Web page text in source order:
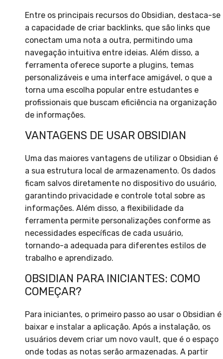
Entre os principais recursos do Obsidian, destaca-se
a capacidade de criar backlinks, que são links que
conectam uma nota a outra, permitindo uma
navegação intuitiva entre ideias. Além disso, a
ferramenta oferece suporte a plugins, temas
personalizáveis e uma interface amigável, o que a
torna uma escolha popular entre estudantes e
profissionais que buscam eficiência na organização
de informações.
VANTAGENS DE USAR OBSIDIAN
Uma das maiores vantagens de utilizar o Obsidian é
a sua estrutura local de armazenamento. Os dados
ficam salvos diretamente no dispositivo do usuário,
garantindo privacidade e controle total sobre as
informações. Além disso, a flexibilidade da
ferramenta permite personalizações conforme as
necessidades específicas de cada usuário,
tornando-a adequada para diferentes estilos de
trabalho e aprendizado.
OBSIDIAN PARA INICIANTES: COMO
COMEÇAR?
Para iniciantes, o primeiro passo ao usar o Obsidian é
baixar e instalar a aplicação. Após a instalação, os
usuários devem criar um novo vault, que é o espaço
onde todas as notas serão armazenadas. A partir